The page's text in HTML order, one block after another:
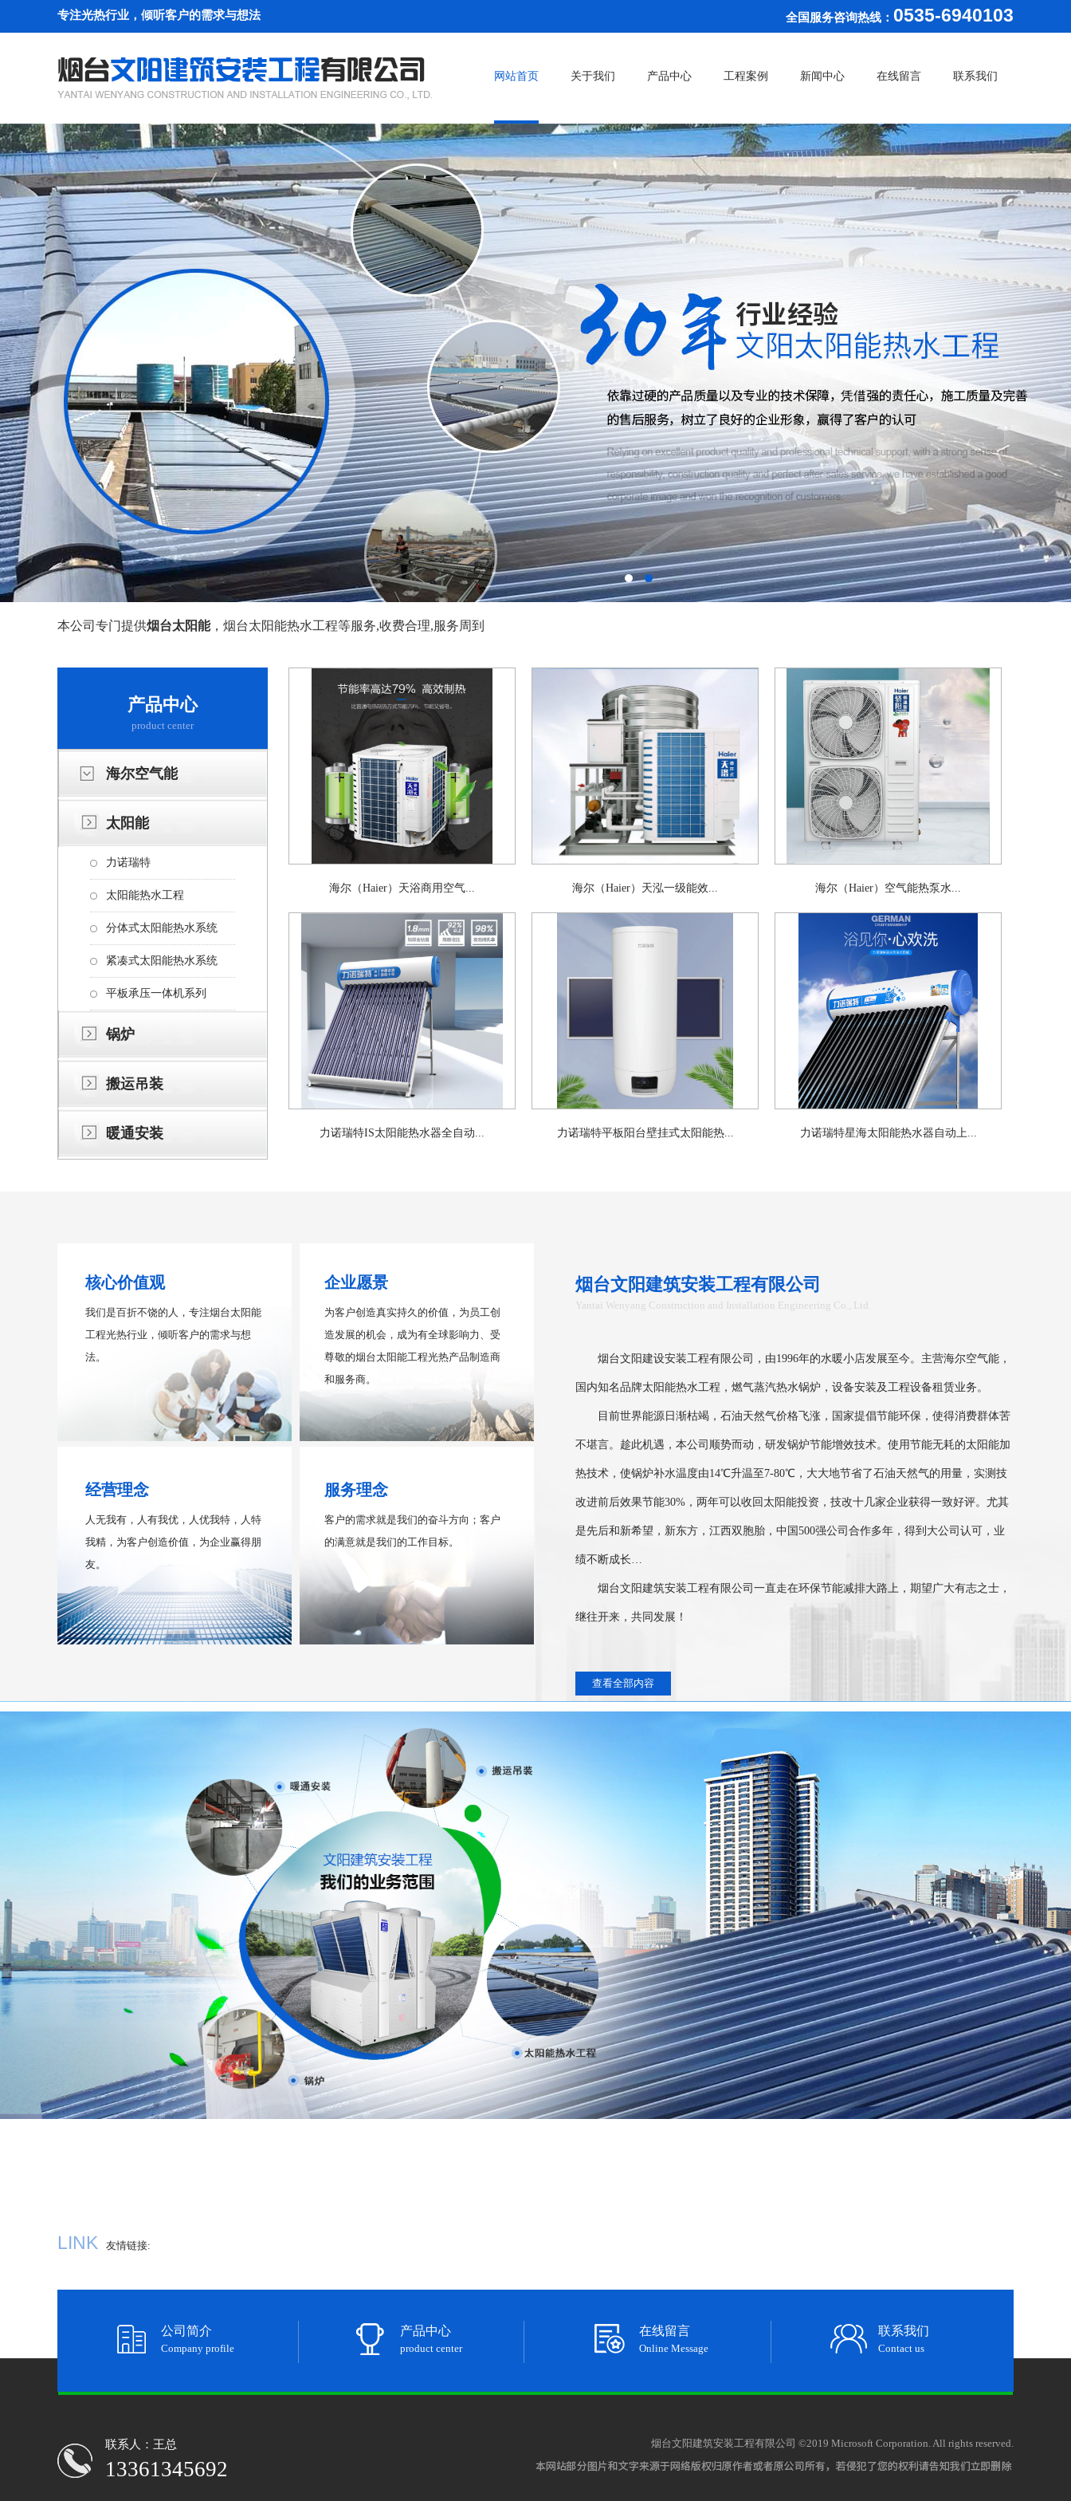
专注光热行业，倾听客户的需求与想法 全国服务咨询热线： 0535-6940103
网站首页 关于我们 产品中心 工程案例 新闻中心 在线留言 联系我们
本公司专门提供烟台太阳能，烟台太阳能热水工程等服务,收费合理,服务周到
产品中心
product center
海尔空气能
太阳能
力诺瑞特
太阳能热水工程
分体式太阳能热水系统
紧凑式太阳能热水系统
平板承压一体机系列
锅炉
搬运吊装
暖通安装
海尔（Haier）天浴商用空气... 海尔（Haier）天泓一级能效... 海尔（Haier）空气能热泵水...
力诺瑞特IS太阳能热水器全自动... 力诺瑞特平板阳台壁挂式太阳能热... 力诺瑞特星海太阳能热水器自动上...
核心价值观
我们是百折不饶的人，专注烟台太阳能
工程光热行业，倾听客户的需求与想
法。
企业愿景
为客户创造真实持久的价值，为员工创
造发展的机会，成为有全球影响力、受
尊敬的烟台太阳能工程光热产品制造商
和服务商。
经营理念
人无我有，人有我优，人优我特，人特
我精，为客户创造价值，为企业赢得朋
友。
服务理念
客户的需求就是我们的奋斗方向；客户
的满意就是我们的工作目标。
烟台文阳建筑安装工程有限公司
Yantai Wenyang Construction and Installation Engineering Co., Ltd.
烟台文阳建设安装工程有限公司，由1996年的水暖小店发展至今。主营海尔空气能，
国内知名品牌太阳能热水工程，燃气蒸汽热水锅炉，设备安装及工程设备租赁业务。
目前世界能源日渐枯竭，石油天然气价格飞涨，国家提倡节能环保，使得消费群体苦
不堪言。趁此机遇，本公司顺势而动，研发锅炉节能增效技术。使用节能无耗的太阳能加
热技术，使锅炉补水温度由14℃升温至7-80℃，大大地节省了石油天然气的用量，实测技
改进前后效果节能30%，两年可以收回太阳能投资，技改十几家企业获得一致好评。尤其
是先后和新希望，新东方，江西双胞胎，中国500强公司合作多年，得到大公司认可，业
绩不断成长…
烟台文阳建筑安装工程有限公司一直走在环保节能减排大路上，期望广大有志之士，
继往开来，共同发展！
查看全部内容
LINK 友情链接:
公司简介
Company profile
产品中心
product center
在线留言
Online Message
联系我们
Contact us
联系人：王总
13361345692
烟台文阳建筑安装工程有限公司 ©2019 Microsoft Corporation. All rights reserved.